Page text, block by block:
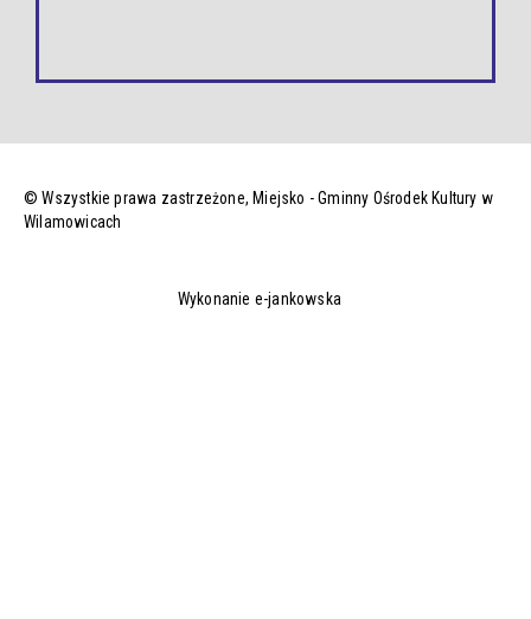
© Wszystkie prawa zastrzeżone, Miejsko - Gminny Ośrodek Kultury w
Wilamowicach
Wykonanie e-jankowska